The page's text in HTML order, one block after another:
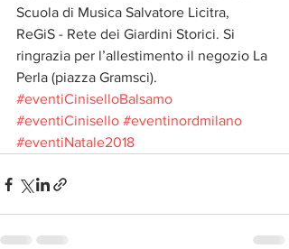
Scuola di Musica Salvatore Licitra,
ReGiS - Rete dei Giardini Storici. Si
ringrazia per l’allestimento il negozio La
Perla (piazza Gramsci).
#eventiCiniselloBalsamo
#eventiCinisello #eventinordmilano
#eventiNatale2018